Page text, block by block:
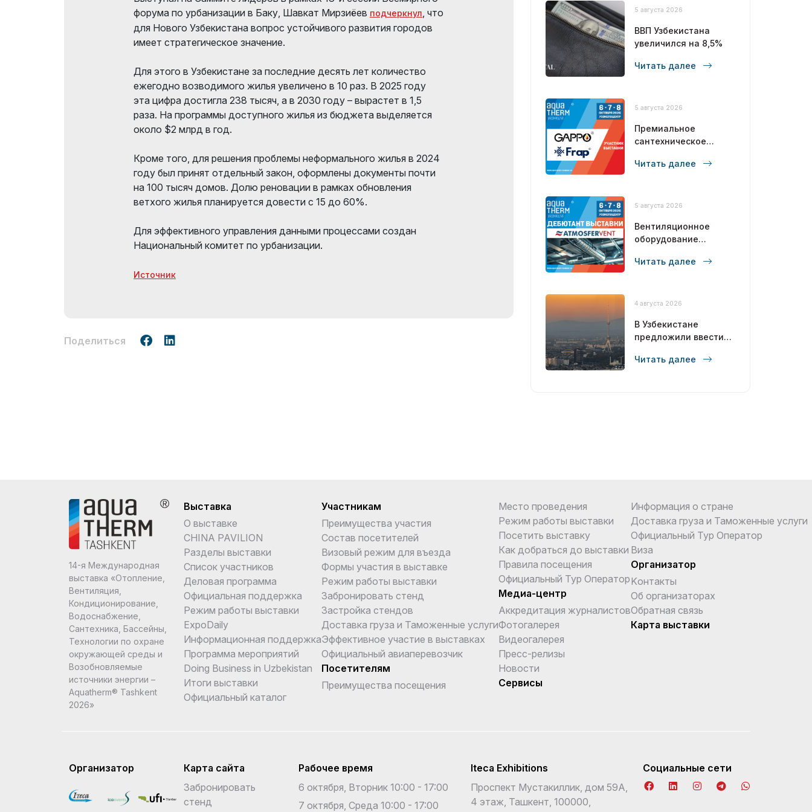
форума по урбанизации в Баку, Шавкат Мирзиёев подчеркнул , что
для Нового Узбекистана вопрос устойчивого развития городов
имеет стратегическое значение.
Для этого в Узбекистане за последние десять лет количество
ежегодно возводимого жилья увеличено в 10 раз. В 2025 году
эта цифра достигла 238 тысяч, а в 2030 году – вырастет в 1,5
раза. На программы доступного жилья из бюджета выделяется
около $2 млрд в год.
Кроме того, для решения проблемы неформального жилья в 2024
году был принят отдельный закон, оформлены документы почти
на 100 тысяч домов. Долю реновации в рамках обновления
ветхого жилья планируется довести с 15 до 60%.
Для эффективного управления данными процессами создан
Национальный комитет по урбанизации.
Источник
Поделиться
5 августа 2026
ВВП Узбекистана
увеличился на 8,5%
Читать далее
5 августа 2026
Премиальное
сантехническое
полного цикла от
Читать далее
5 августа 2026
Вентиляционное
оборудование
производителя!
Читать далее
4 августа 2026
В Узбекистане
предложили ввести
2028 года
Читать далее
14-я Международная
выставка «Отопление,
Вентиляция,
Кондиционирование,
Водоснабжение,
Сантехника, Бассейны,
Технологии по охране
окружающей среды и
Возобновляемые
источники энергии –
Aquatherm® Tashkent
2026»
Выставка
О выставке
CHINA PAVILION
Разделы выставки
Список участников
Деловая программа
Официальная поддержка
Режим работы выставки
ExpoDaily
Информационная поддержка
Программа мероприятий
Doing Business in Uzbekistan
Итоги выставки
Официальный каталог
Участникам
Преимущества участия
Состав посетителей
Визовый режим для въезда
Формы участия в выставке
Режим работы выставки
Забронировать стенд
Застройка стендов
Доставка груза и Таможенные услуги
Эффективное участие в выставках
Официальный авиаперевозчик
Посетителям
Преимущества посещения
Место проведения
Режим работы выставки
Посетить выставку
Как добраться до выставки
Правила посещения
Официальный Тур Оператор
Медиа-центр
Аккредитация журналистов
Фотогалерея
Видеогалерея
Пресс-релизы
Новости
Сервисы
Информация о стране
Доставка груза и Таможенные услуги
Официальный Тур Оператор
Виза
Организатор
Kонтакты
Об организаторах
Обратная связь
Карта выставки
Организатор
Карта сайта
Забронировать
стенд
Рабочее время
6 октября, Вторник 10:00 - 17:00
7 октября, Среда 10:00 - 17:00
Iteca Exhibitions
Проспект Мустакиллик, дом 59А,
4 этаж, Ташкент, 100000,
Социальные сети